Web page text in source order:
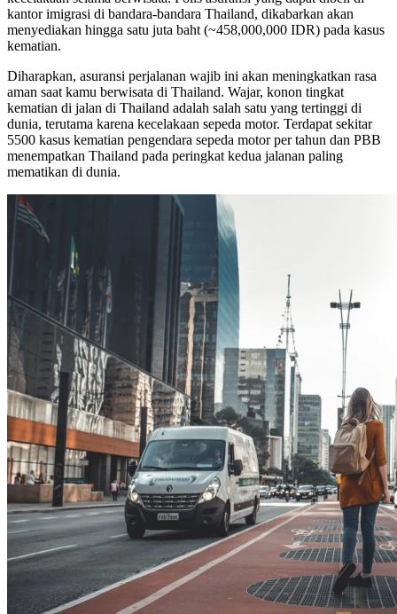
kantor imigrasi di bandara-bandara Thailand, dikabarkan akan
menyediakan hingga satu juta baht (~458,000,000 IDR) pada kasus
kematian.
Diharapkan, asuransi perjalanan wajib ini akan meningkatkan rasa
aman saat kamu berwisata di Thailand. Wajar, konon tingkat
kematian di jalan di Thailand adalah salah satu yang tertinggi di
dunia, terutama karena kecelakaan sepeda motor. Terdapat sekitar
5500 kasus kematian pengendara sepeda motor per tahun dan PBB
menempatkan Thailand pada peringkat kedua jalanan paling
mematikan di dunia.